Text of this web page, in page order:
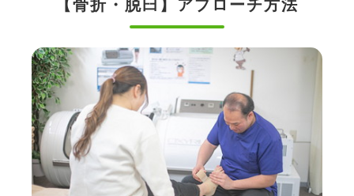
【骨折・脱臼】アプローチ方法